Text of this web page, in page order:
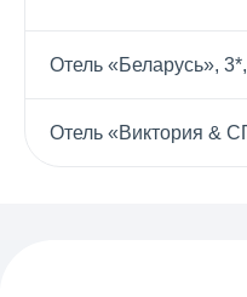
Отель «Беларусь»,
Отель «Виктория &